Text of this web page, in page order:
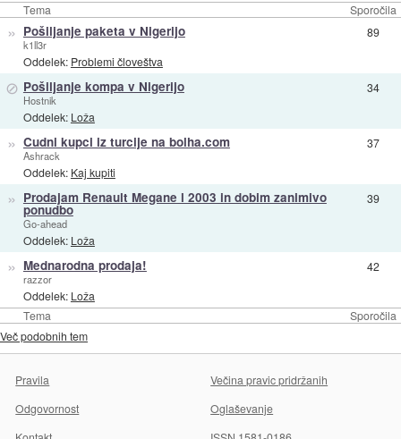
Tema Sporočila
Tema Sporočila
» Pošiljanje paketa v Nigerijo
k1ll3r
Oddelek: Problemi človeštva
89
⊘ Pošiljanje kompa v Nigerijo
Hostnik
Oddelek: Loža
34
» Cudni kupci iz turcije na bolha.com
Ashrack
Oddelek: Kaj kupiti
37
» Prodajam Renault Megane l 2003 in dobim zanimivo
ponudbo
Go-ahead
Oddelek: Loža
39
» Mednarodna prodaja!
razzor
Oddelek: Loža
42
Več podobnih tem
Pravila
Večina pravic pridržanih
Odgovornost
Oglaševanje